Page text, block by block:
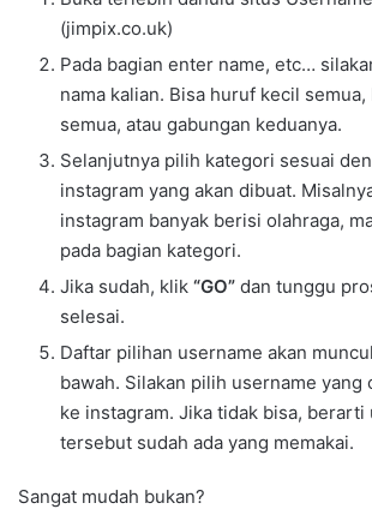
(jimpix.co.uk)
Pada bagian enter name, etc…
nama kalian. Bisa huruf kecil
semua, atau gabungan keduanya.
Selanjutnya pilih kategori sesuai
instagram yang akan dibuat.
instagram banyak berisi olahraga,
pada bagian kategori.
Jika sudah, klik “GO” dan tunggu
selesai.
Daftar pilihan username akan
bawah. Silakan pilih username yang
ke instagram. Jika tidak bisa, berarti
tersebut sudah ada yang memakai.
Sangat mudah bukan?